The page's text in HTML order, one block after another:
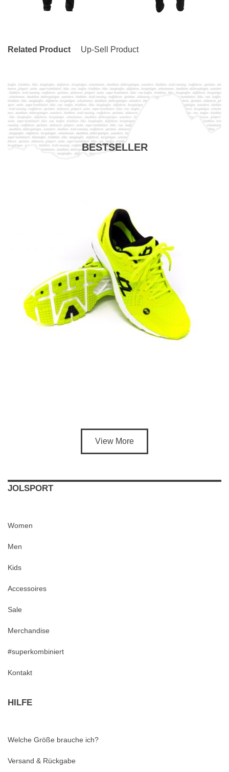
Related Product Up-Sell Product
BESTSELLER
View More
JOLSPORT
Women
Men
Kids
Accessoires
Sale
Merchandise
#superkombiniert
Kontakt
HILFE
Welche Größe brauche ich?
Versand & Rückgabe